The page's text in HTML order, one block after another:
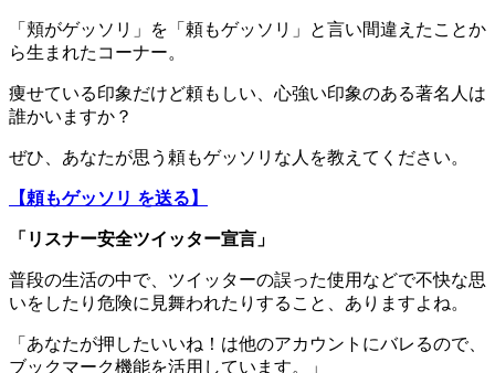
「頬がゲッソリ」を「頼もゲッソリ」と言い間違えたことか
ら生まれたコーナー。
痩せている印象だけど頼もしい、心強い印象のある著名人は
誰かいますか？
ぜひ、あなたが思う頼もゲッソリな人を教えてください。
【頼もゲッソリ を送る】
「リスナー安全ツイッター宣言」
普段の生活の中で、ツイッターの誤った使用などで不快な思
いをしたり危険に見舞われたりすること、ありますよね。
「あなたが押したいいね！は他のアカウントにバレるので、
ブックマーク機能を活用しています。」